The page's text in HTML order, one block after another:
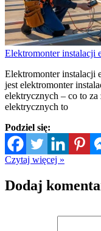
Elektromonter instalacji
Elektromonter instalacji
jest elektromonter
elektrycznych – co to
elektrycznych to
Podziel się:
Czytaj więcej »
Dodaj